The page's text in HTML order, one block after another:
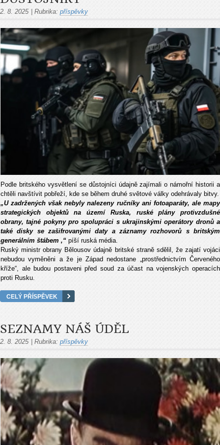
2. 8. 2025 Rubrika: příspěvky
Podle britského vysvětlení se důstojníci údajně zajímali o námořní historii a
chtěli navštívit pobřeží, kde se během druhé světové války odehrávaly bitvy.
„U zadržených však nebyly nalezeny ručníky ani fotoaparáty, ale mapy
strategických objektů naúzemí Ruska, ruské plány protivzdušné
obrany, tajné pokyny pro spolupráci s ukrajinskými operátory dronů a
také disky se zašifrovanými daty a záznamy rozhovorů s britským
generálním štábem ,“ píší ruská média.
Ruský ministr obrany Bělousovúdajně britské straně sdělil, že zajatí vojáci
nebudou vyměněni a že je Západ nedostane „prostřednictvím Červeného
kříže“, ale budou postaveni před soud zaúčast na vojenských operacích
proti Rusku.
CELÝ PŘÍSPĚVEK
SEZNAMY NÁŠ ÚDĚL
2. 8. 2025 | Rubrika: příspěvky